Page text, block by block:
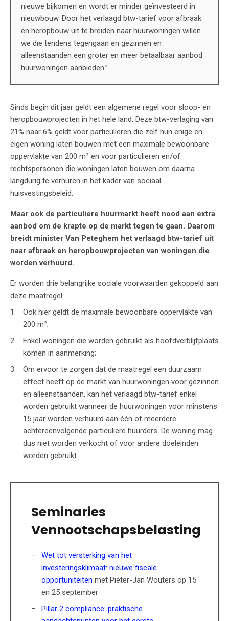
nieuwe bijkomen en wordt er minder geïnvesteerd in
nieuwbouw. Door het verlaagd btw-tarief voor afbraak
en heropbouw uit te breiden naar huurwoningen willen
we die tendens tegengaan en gezinnen en
alleenstaanden een groter en meer betaalbaar aanbod
huurwoningen aanbieden.”
Sinds begin dit jaar geldt een algemene regel voor sloop- en
heropbouwprojecten in het hele land. Deze btw-verlaging van
21% naar 6% geldt voor particulieren die zelf hun enige en
eigen woning laten bouwen met een maximale bewoonbare
oppervlakte van 200 m² en voor particulieren en/of
rechtspersonen die woningen laten bouwen om daarna
langdurig te verhuren in het kader van sociaal
huisvestingsbeleid.
Maar ook de particuliere huurmarkt heeft nood aan extra
aanbod om de krapte op de markt tegen te gaan. Daarom
breidt minister Van Peteghem het verlaagd btw-tarief uit
naar afbraak en heropbouwprojecten van woningen die
worden verhuurd.
Er worden drie belangrijke sociale voorwaarden gekoppeld aan
deze maatregel.
Ook hier geldt de maximale bewoonbare oppervlakte van
200 m²;
Enkel woningen die worden gebruikt als hoofdverblijfplaats
komen in aanmerking;
Om ervoor te zorgen dat de maatregel een duurzaam
effect heeft op de markt van huurwoningen voor gezinnen
en alleenstaanden, kan het verlaagd btw-tarief enkel
worden gebruikt wanneer de huurwoningen voor minstens
15 jaar worden verhuurd aan één of meerdere
achtereenvolgende particuliere huurders. De woning mag
dus niet worden verkocht of voor andere doeleinden
worden gebruikt.
Seminaries
Vennootschapsbelasting
Wet tot versterking van het
investeringsklimaat: nieuwe fiscale
opportuniteiten met Pieter-Jan Wouters op 15
en 25 september
Pillar 2 compliance: praktische